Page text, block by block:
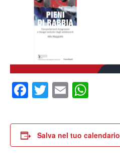
Facebook
Twitter
Email
Salva nel tuo calendario